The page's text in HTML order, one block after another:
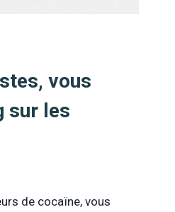
vous
sur les
de cocaïne, vous